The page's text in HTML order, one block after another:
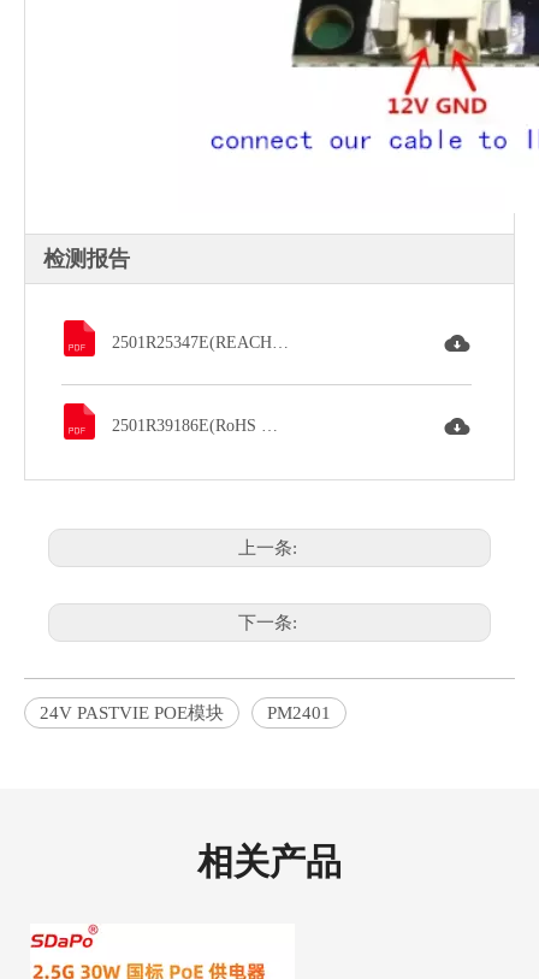
检测报告
上一条:
下一条:
24V PASTVIE POE模块 PM2401
相关产品